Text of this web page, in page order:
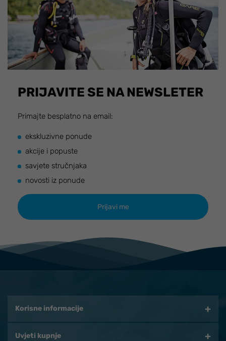
PRIJAVITE SE NA NEWSLETER
Primajte besplatno na email:
ekskluzivne ponude
akcije i popuste
savjete stručnjaka
novosti iz ponude
Korisne informacije
Uvjeti kupnje